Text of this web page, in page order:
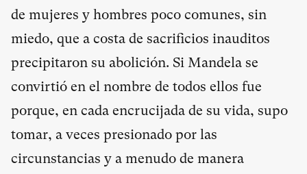
de mujeres y hombres poco comunes, sin
miedo, que a costa de sacrificios inauditos
precipitaron su abolición. Si Mandela se
convirtió en el nombre de todos ellos fue
porque, en cada encrucijada de su vida, supo
tomar, a veces presionado por las
circunstancias y a menudo de manera